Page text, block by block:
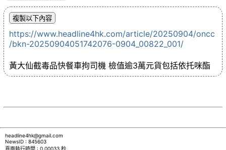
https://www.headline4hk.com/article/20250904/oncc
/bkn-20250904051742076-0904_00822_001/
黃大仙截毒品快餐車拘司機 檢值逾3萬元貨包括依托咪酯
headline4hk@gmail.com
NewsID : 845603
頁面執行時間 : 0.00033 秒